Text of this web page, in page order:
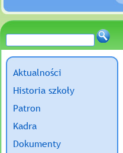
Aktualności
Historia szkoły
Patron
Kadra
Dokumenty